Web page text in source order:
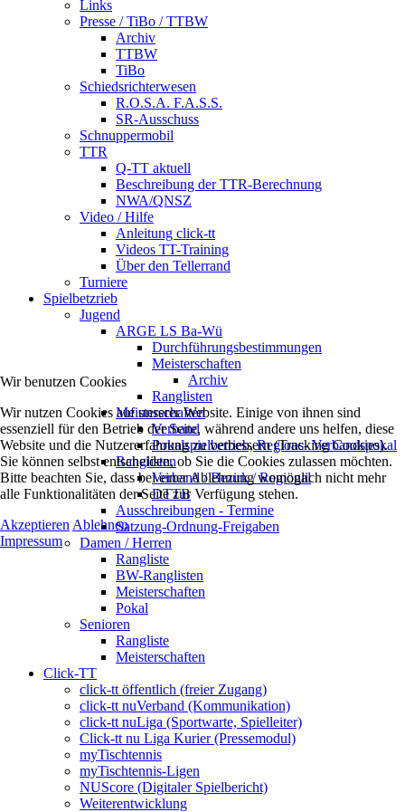
Links
Presse / TiBo / TTBW
Archiv
TTBW
TiBo
Schiedsrichterwesen
R.O.S.A. F.A.S.S.
SR-Ausschuss
Schnuppermobil
TTR
Q-TT aktuell
Beschreibung der TTR-Berechnung
NWA/QNSZ
Video / Hilfe
Anleitung click-tt
Videos TT-Training
Über den Tellerrand
Turniere
Spielbetzrieb
Jugend
ARGE LS Ba-Wü
Durchführungsbestimmungen
Meisterschaften
Archiv
Ranglisten
Meisterschaften
Verband
Pokalspielbetrieb, Regions- Verbandspokal
Ranglisten
Verband / Bezirk / Regional
DTTB
Ausschreibungen - Termine
Satzung-Ordnung-Freigaben
Damen / Herren
Rangliste
BW-Ranglisten
Meisterschaften
Pokal
Senioren
Rangliste
Meisterschaften
Click-TT
click-tt öffentlich (freier Zugang)
click-tt nuVerband (Kommunikation)
click-tt nuLiga (Sportwarte, Spielleiter)
Click-tt nu Liga Kurier (Pressemodul)
myTischtennis
myTischtennis-Ligen
NUScore (Digitaler Spielbericht)
Weiterentwicklung
Wir benutzen Cookies
Wir nutzen Cookies auf unserer Website. Einige von ihnen sind
essenziell für den Betrieb der Seite, während andere uns helfen, diese
Website und die Nutzererfahrung zu verbessern (Tracking Cookies).
Sie können selbst entscheiden, ob Sie die Cookies zulassen möchten.
Bitte beachten Sie, dass bei einer Ablehnung womöglich nicht mehr
alle Funktionalitäten der Seite zur Verfügung stehen.
Akzeptieren Ablehnen
Impressum